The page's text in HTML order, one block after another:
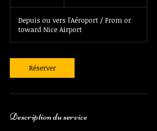
i
n
euros
Depuis ou vers l'Aéroport / From or
toward Nice Airport
Réserver
Description du service